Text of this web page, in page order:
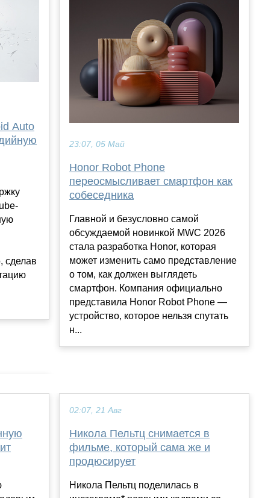
Auto
сделав
23:07, 05 Май
Honor Robot Phone
переосмысливает смартфон как
собеседника
Главной и безусловно самой
обсуждаемой новинкой MWC 2026
стала разработка Honor, которая
может изменить само представление
о том, как должен выглядеть
смартфон. Компания официально
представила Honor Robot Phone —
устройство, которое нельзя спутать
н...
02:07, 21 Авг
Никола Пельтц снимается в
фильме, который сама же и
продюсирует
Никола Пельтц поделилась в